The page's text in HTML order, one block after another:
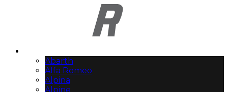
Abarth
Alfa Romeo
Alpina
Alpine